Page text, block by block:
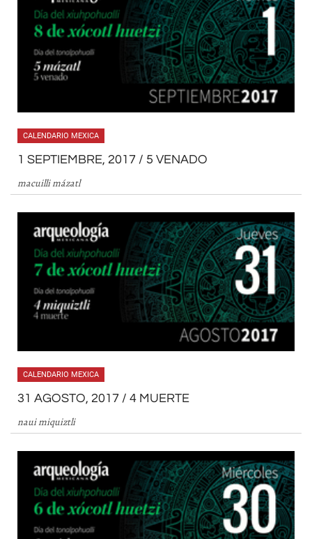
CALENDARIO MEXICA
1 SEPTIEMBRE, 2017 / 5 VENADO
macuilli mázatl
CALENDARIO MEXICA
31 AGOSTO, 2017 / 4 MUERTE
naui miquiztli